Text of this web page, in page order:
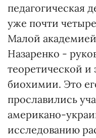
педагогическая
уже почти
Малой
Назаренко -
теоретической и
биохимии. Это
прославились
американо-
исследованию